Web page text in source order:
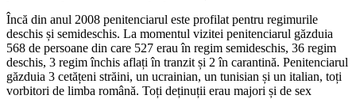
Încă din anul 2008 penitenciarul este profilat pentru regimurile
deschis și semideschis. La momentul vizitei penitenciarul găzduia
568 de persoane din care 527 erau în regim semideschis, 36 regim
deschis, 3 regim închis aflați în tranzit și 2 în carantină. Penitenciarul
găzduia 3 cetățeni străini, un ucrainian, un tunisian și un italian, toți
vorbitori de limba română. Toți deținuții erau majori și de sex